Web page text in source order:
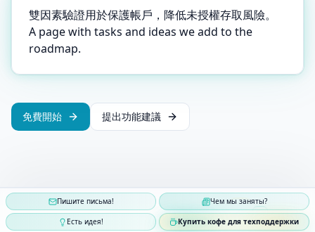
雙因素驗證用於保護帳戶，降低未授權存取風險。
A page with tasks and ideas we add to the
roadmap.
免費開始 提出功能建議
Пишите письма! Чем мы заняты?
Есть идея! Купить кофе для техподдержки